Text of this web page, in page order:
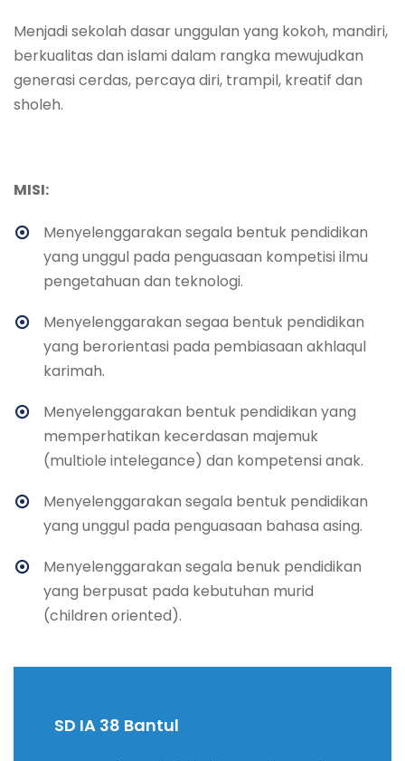
Menjadi sekolah dasar unggulan yang kokoh, mandiri,
berkualitas dan islami dalam rangka mewujudkan
generasi cerdas, percaya diri, trampil, kreatif dan
sholeh.
MISI:
Menyelenggarakan segala bentuk pendidikan
yang unggul pada penguasaan kompetisi ilmu
pengetahuan dan teknologi.
Menyelenggarakan segaa bentuk pendidikan
yang berorientasi pada pembiasaan akhlaqul
karimah.
Menyelenggarakan bentuk pendidikan yang
memperhatikan kecerdasan majemuk
(multiole intelegance) dan kompetensi anak.
Menyelenggarakan segala bentuk pendidikan
yang unggul pada penguasaan bahasa asing.
Menyelenggarakan segala benuk pendidikan
yang berpusat pada kebutuhan murid
(children oriented).
SD IA 38 Bantul